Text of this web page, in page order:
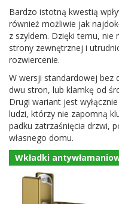
Bardzo istotną kwestią
również możli­wie jak
z szyl­dem. Dzięki temu, nie
strony zewnętrznej i
rozwiercenie.
W wer­sji stan­dar­d­owej bez
dwu stron, lub klamkę od
Drugi wari­ant jest
ludzi, którzy nie zapomną
padku zatrza­śnię­cia drzwi,
włas­nego domu.
Wkładki